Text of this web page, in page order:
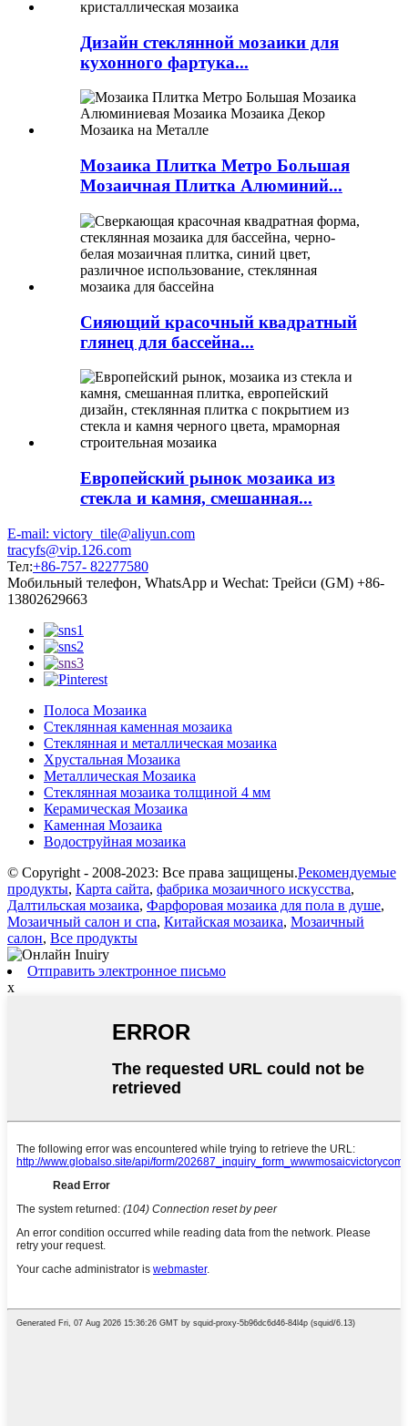
Дизайн стеклянной мозаики для
кухонного фартука...
Мозаика Плитка Метро Большая
Мозаичная Плитка Алюминий...
Сияющий красочный квадратный
глянец для бассейна...
Европейский рынок мозаика из
стекла и камня, смешанная...
E-mail: victory_tile@aliyun.com
tracyfs@vip.126.com
Тел:+86-757- 82277580
Мобильный телефон, WhatsApp и Wechat: Трейси (GM) +86-
13802629663
Полоса Мозаика
Стеклянная каменная мозаика
Стеклянная и металлическая мозаика
Хрустальная Мозаика
Металлическая Мозаика
Стеклянная мозаика толщиной 4 мм
Керамическая Мозаика
Каменная Мозаика
Водоструйная мозаика
© Copyright - 2008-2023: Все права защищены.Рекомендуемые
продукты, Карта сайта, фабрика мозаичного искусства,
Далтильская мозаика, Фарфоровая мозаика для пола в душе,
Мозаичный салон и спа, Китайская мозаика, Мозаичный
салон, Все продукты
Отправить электронное письмо
x